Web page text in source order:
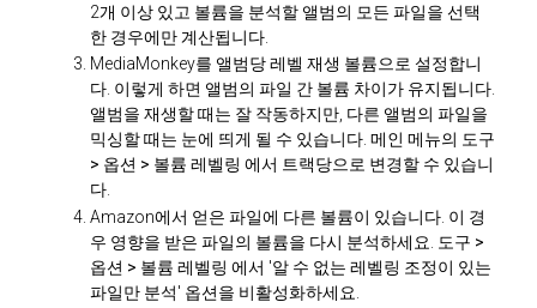
2개 이상 있고 볼륨을 분석할 앨범의 모든 파일을 선택
한 경우에만 계산됩니다.
MediaMonkey를 앨범당 레벨 재생 볼륨으로 설정합니
다. 이렇게 하면 앨범의 파일 간 볼륨 차이가 유지됩니다.
앨범을 재생할 때는 잘 작동하지만, 다른 앨범의 파일을
믹싱할 때는 눈에 띄게 될 수 있습니다. 메인 메뉴의 도구
> 옵션 > 볼륨 레벨링 에서 트랙당으로 변경할 수 있습니
다.
Amazon에서 얻은 파일에 다른 볼륨이 있습니다. 이 경
우 영향을 받은 파일의 볼륨을 다시 분석하세요.
도구 >
옵션 > 볼륨 레벨링 에서 '알 수 없는 레벨링 조정이 있는
파일만 분석' 옵션을 비활성화하세요.